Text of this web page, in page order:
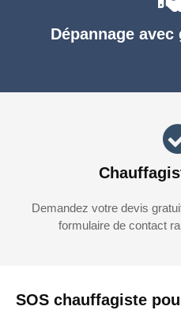
SOS chauffagiste
Dépannage
Demandez votre devis
formulaire de contact